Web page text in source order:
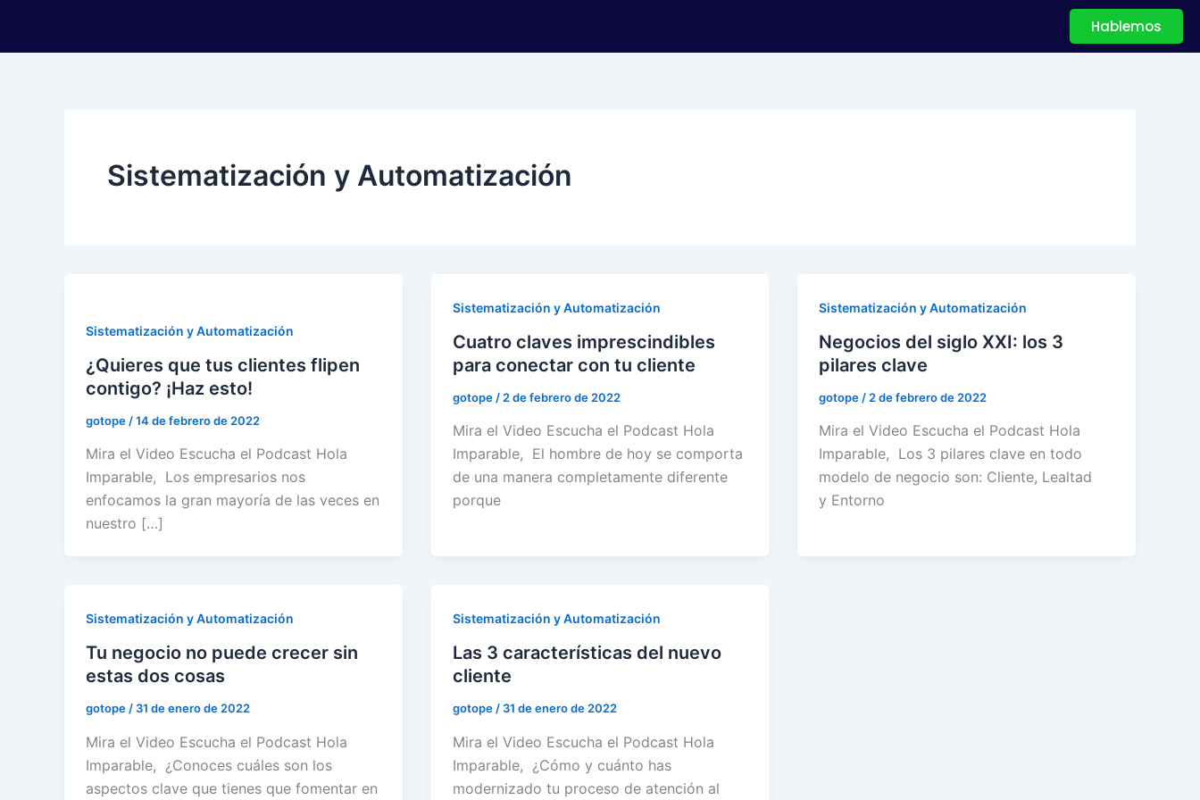
contenido
Hablemos
Sistematización y Automatización
Sistematización y Automatización
¿Quieres que tus clientes flipen
contigo? ¡Haz esto!
gotope /14 de febrero de 2022
Mira el Video Escucha el Podcast Hola
Imparable, Los empresarios nos
enfocamos la gran mayoría de las veces en
nuestro […]
Sistematización y Automatización
Cuatro claves imprescindibles
para conectar con tu cliente
gotope / 2 de febrero de 2022
Mira el Video Escucha el Podcast Hola
Imparable, El hombre de hoy se comporta
de una manera completamente diferente
porque
Sistematización y Automatización
Negocios del siglo XXI: los 3
pilares clave
gotope / 2 de febrero de 2022
Mira el Video Escucha el Podcast Hola
Imparable, Los 3 pilares clave en todo
modelo de negocio son: Cliente, Lealtad
y Entorno
Sistematización y Automatización
Tu negocio no puede crecer sin
estas dos cosas
gotope / 31 de enero de 2022
Mira el Video Escucha el Podcast Hola
Imparable, ¿Conoces cuáles son los
aspectos clave que tienes que fomentar en
Sistematización y Automatización
Las 3 características del nuevo
cliente
gotope / 31 de enero de 2022
Mira el Video Escucha el Podcast Hola
Imparable, ¿Cómo y cuánto has
modernizado tu proceso de atención al